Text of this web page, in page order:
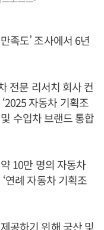
족도’ 조사에서 6년
전문 리서치 회사 컨
자동차 기획조
수입차 브랜드 통합
10만 명의 자동차
연례 자동차 기획조
공하기 위해 국산 및